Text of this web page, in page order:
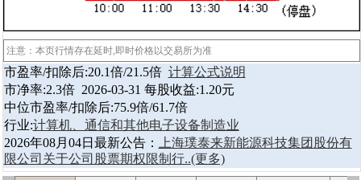
注意：本页行情存在延时,即时价格以交易所为准
市盈率/扣除后:20.1倍/21.5倍 计算公式说明
市净率:2.3倍 2026-03-31 每股收益:1.20元
中位市盈率/扣除后:75.9倍/61.7倍
行业:计算机、通信和其他电子设备制造业
2026年08月04日最新公告：
上海璞泰来新能源科技集团股份有
限公司关于公司股票期权限制行..(更多)